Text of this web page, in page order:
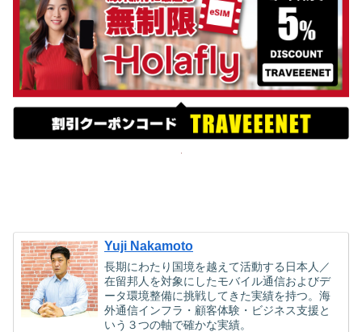
Yuji Nakamoto
長期にわたり国境を越えて活動する日本人／
在留邦人を対象にしたモバイル通信およびデ
ータ環境整備に挑戦してきた実績を持つ。海
外通信インフラ・顧客体験・ビジネス支援と
いう３つの軸で確かな実績。